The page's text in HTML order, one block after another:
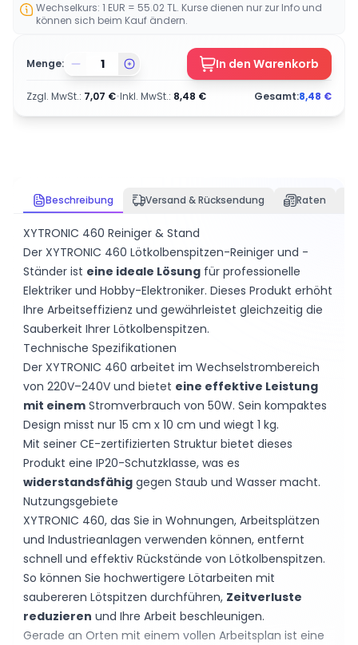
Wechselkurs: 1 EUR = 55.02 TL. Kurse dienen nur zur Info und
können sich beim Kauf ändern.
Menge: In den Warenkorb
Zzgl. MwSt.: 7,07 €•Inkl. MwSt.: 8,48 € Gesamt:8,48 €
Beschreibung Versand & Rücksendung Raten
XYTRONIC 460 Reiniger & Stand
Der XYTRONIC 460 Lötkolbenspitzen-Reiniger und -
Ständer ist eine ideale Lösung für professionelle
Elektriker und Hobby-Elektroniker. Dieses Produkt erhöht
Ihre Arbeitseffizienz und gewährleistet gleichzeitig die
Sauberkeit Ihrer Lötkolbenspitzen.
Technische Spezifikationen
Der XYTRONIC 460 arbeitet im Wechselstrombereich
von 220V–240V und bietet eine effektive Leistung
mit einem Stromverbrauch von 50W. Sein kompaktes
Design misst nur 15 cm x 10 cm und wiegt 1 kg.
Mit seiner CE-zertifizierten Struktur bietet dieses
Produkt eine IP20-Schutzklasse, was es
widerstandsfähig gegen Staub und Wasser macht.
Nutzungsgebiete
XYTRONIC 460, das Sie in Wohnungen, Arbeitsplätzen
und Industrieanlagen verwenden können, entfernt
schnell und effektiv Rückstände von Lötkolbenspitzen.
So können Sie hochwertigere Lötarbeiten mit
saubereren Lötspitzen durchführen, Zeitverluste
reduzieren und Ihre Arbeit beschleunigen.
Gerade an Orten mit einem vollen Arbeitsplan ist eine